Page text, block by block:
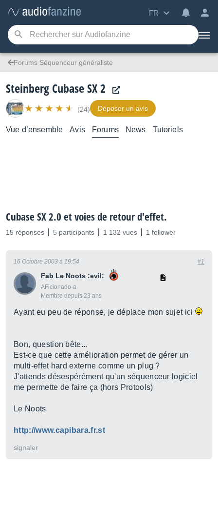
FR
Forums Séquenceur généraliste
Steinberg Cubase SX 2
(24) Déposer un avis
Vue d’ensemble Avis Forums News Tutoriels
Cubase SX 2.0 et voies de retour d'effet.
15 réponses 5 participants 1 132 vues 1 follower
Fab Le Noots :evil:
AFicionado·a
Membre depuis 23 ans
16 Octobre 2003 à 19:54 #1
Ayant eu peu de réponse, je déplace mon sujet ici
Bon, question bête...
Est-ce que cette amélioration permet de gérer un
multi-effet hard externe comme un plug ?
J'attends désespérément qu'un séquenceur logiciel
me permette de faire ça (hors Protools)
Le Noots
http://www.capibara.fr.st
signaler